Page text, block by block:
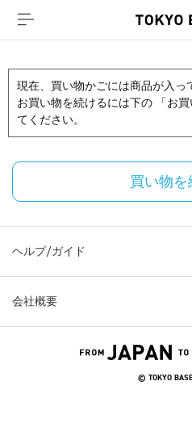
現在、買い物かごには商品が入っ
お買い物を続けるには下の 「お
てください。
買い物を
ヘルプ/ガイド
会社概要
© TOKYO